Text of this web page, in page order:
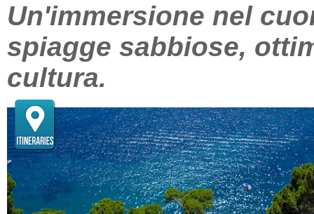
Un'immersione nel
spiagge sabbiose,
cultura.
−